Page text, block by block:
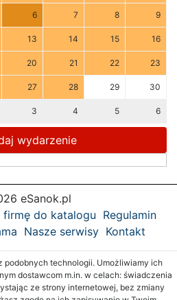
6 7 8 9
13 14 15 16
20 21 22 23
27 28 29 30
3 4 5 6
wydarzenie
eSanok.pl
firmę do katalogu Regulamin
Nasze serwisy Kontakt
podobnych technologii. Umożliwiamy ich
dostawcom m.in. w celach: świadczenia
ze strony internetowej, bez zmiany